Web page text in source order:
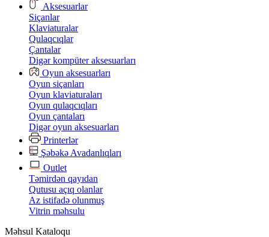
Aksesuarlar
Siçanlar
Klaviaturalar
Qulaqcıqlar
Çantalar
Digər kompüter aksesuarları
Oyun aksesuarları
Oyun siçanları
Oyun klaviaturaları
Oyun qulaqcıqları
Oyun çantaları
Digər oyun aksesuarları
Printerlər
Şəbəkə Avadanlıqları
Outlet
Təmirdən qayıdan
Qutusu açıq olanlar
Az istifadə olunmuş
Vitrin məhsulu
Məhsul Kataloqu